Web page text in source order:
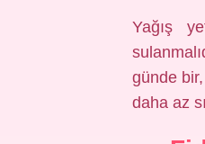
Yağış
günde
daha az